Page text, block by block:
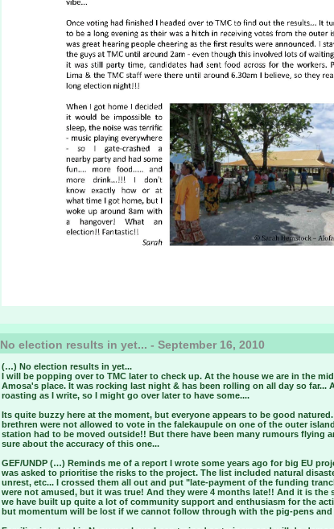
No election results in yet... - September 16, 2010
(…) No election results in yet...
I will be popping over to TMC later to check up. At the house we are in the
Amosa's place. It was rocking last night & has been rolling on all day so far...
roasting as I write, so I might go over later to have some....
Its quite buzzy here at the moment, but everyone appears to be good
brethren were not allowed to vote in the falekaupule on one of the outer
station had to be moved outside!! But there have been many rumours flying
sure about the accuracy of this one...
GEF/UNDP (…) Reminds me of a report I wrote some years ago for big EU
was asked to prioritise the risks to the project. The list included natural
unrest, etc... I crossed them all out and put "late-payment of the funding
were not amused, but it was true! And they were 4 months late!! And it is the
we have built up quite a lot of community support and enthusiasm for the
but momentum will be lost if we cannot follow through with the pig-pens